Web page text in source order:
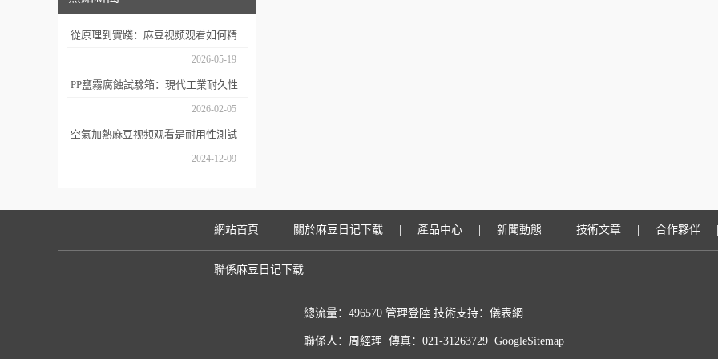
從原理到實踐：麻豆视频观看如何精
2026-05-19
PP鹽霧腐蝕試驗箱：現代工業耐久性
2026-02-05
空氣加熱麻豆视频观看是耐用性測試
2024-12-09
網站首頁 | 關於麻豆日记下载 | 產品中心 | 新聞動態 | 技術文章 | 合作夥伴 |
聯係麻豆日记下载
總流量：496570 管理登陸 技術支持： 儀表網
聯係人：周經理 傳真：021-31263729 GoogleSitemap